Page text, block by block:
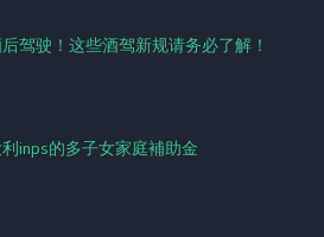
驾驶！这些酒驾新规请务必了解！
inps的多子女家庭補助金